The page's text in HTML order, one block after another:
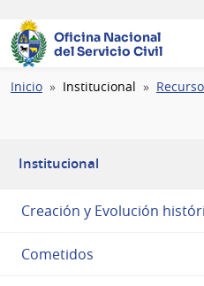
Oficina Nacional
del Servicio Civil
Ruta
Inicio Institucional
Institucional
Creación y Evolución
Cometidos